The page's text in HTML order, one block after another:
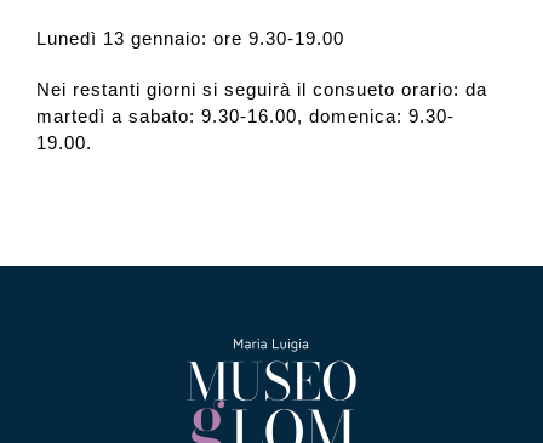
Lunedì 13 gennaio: ore 9.30-19.00
Nei restanti giorni si seguirà il consueto orario: da
martedì a sabato: 9.30-16.00, domenica: 9.30-
19.00.